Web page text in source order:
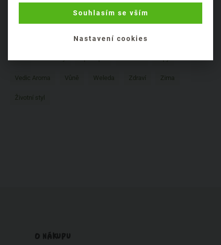
Rostlinné oleje Rostlinné výtažky
Vedic Aroma Vůně Weleda Zdraví Zima
Životní styl
O NÁKUPU
Souhlasím se vším
Nastavení cookies